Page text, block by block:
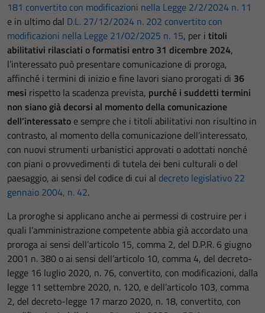
181 convertito con modificazioni nella Legge 2/2/2024 n. 11
e in ultimo dal D.L. 27/12/2024 n. 202 convertito con
modificazioni nella Legge 21/02/2025 n. 15, per i titoli
abilitativi rilasciati o formatisi entro 31 dicembre 2024,
l’interessato può presentare comunicazione di proroga,
affinché i termini di inizio e fine lavori siano prorogati di 36
mesi rispetto la scadenza prevista, purché i suddetti termini
non siano già decorsi al momento della comunicazione
dell’interessato e sempre che i titoli abilitativi non risultino in
contrasto, al momento della comunicazione dell’interessato,
con nuovi strumenti urbanistici approvati o adottati nonché
con piani o provvedimenti di tutela dei beni culturali o del
paesaggio, ai sensi del codice di cui al decreto legislativo 22
gennaio 2004, n. 42.
La proroghe si applicano anche ai permessi di costruire per i
quali l’amministrazione competente abbia già accordato una
proroga ai sensi dell’articolo 15, comma 2, del D.P.R. 6 giugno
2001 n. 380 o ai sensi dell’articolo 10, comma 4, del decreto-
legge 16 luglio 2020, n. 76, convertito, con modificazioni, dalla
legge 11 settembre 2020, n. 120, e dell’articolo 103, comma
2, del decreto-legge 17 marzo 2020, n. 18, convertito, con